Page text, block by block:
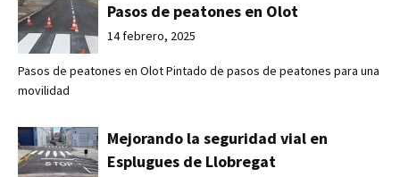
Pasos de peatones en Olot
14 febrero, 2025
Pasos de peatones en Olot Pintado de pasos de peatones para una
movilidad
Mejorando la seguridad vial en
Esplugues de Llobregat